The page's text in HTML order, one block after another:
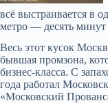
всё выстраивается в
метро — десять
Весь этот кусок
бывшая промзона,
бизнес-класса. С
года работал
«Московский